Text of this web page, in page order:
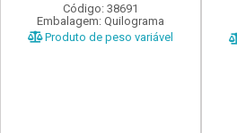
Código: 38691
Embalagem: Quilograma
Produto de peso variável